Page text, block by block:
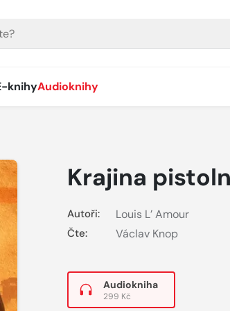
knihyAudioknihy
Krajina
Autoři: Louis L’ Amour
Čte: Václav Knop
Audiokniha
299 Kč